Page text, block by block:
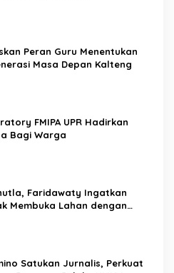
Peran Guru Menentukan
Masa Depan Kalteng
FMIPA UPR Hadirkan
Bagi Warga
Faridawaty Ingatkan
Membuka Lahan dengan
Satukan Jurnalis, Perkuat